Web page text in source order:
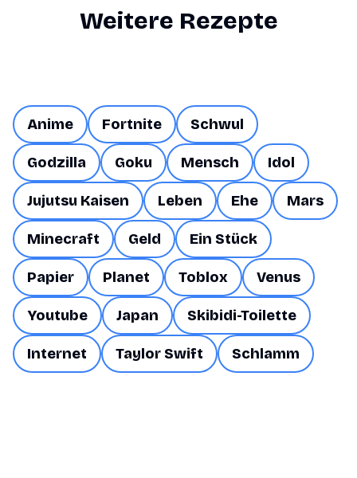
Weitere Rezepte
Anime Fortnite Schwul
Godzilla Goku Mensch Idol
Jujutsu Kaisen Leben Ehe Mars
Minecraft Geld Ein Stück
Papier Planet Toblox Venus
Youtube Japan Skibidi-Toilette
Internet Taylor Swift Schlamm